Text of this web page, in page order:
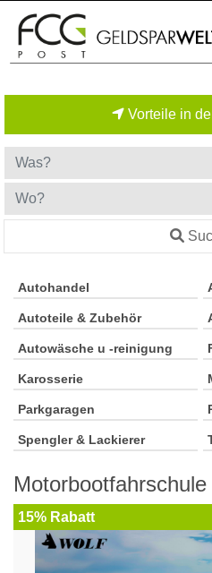
Vorteile in
Autohandel
Autoteile & Zubehör
Autowäsche u -reinigung
Karosserie
Parkgaragen
Spengler & Lackierer
15% Rabatt